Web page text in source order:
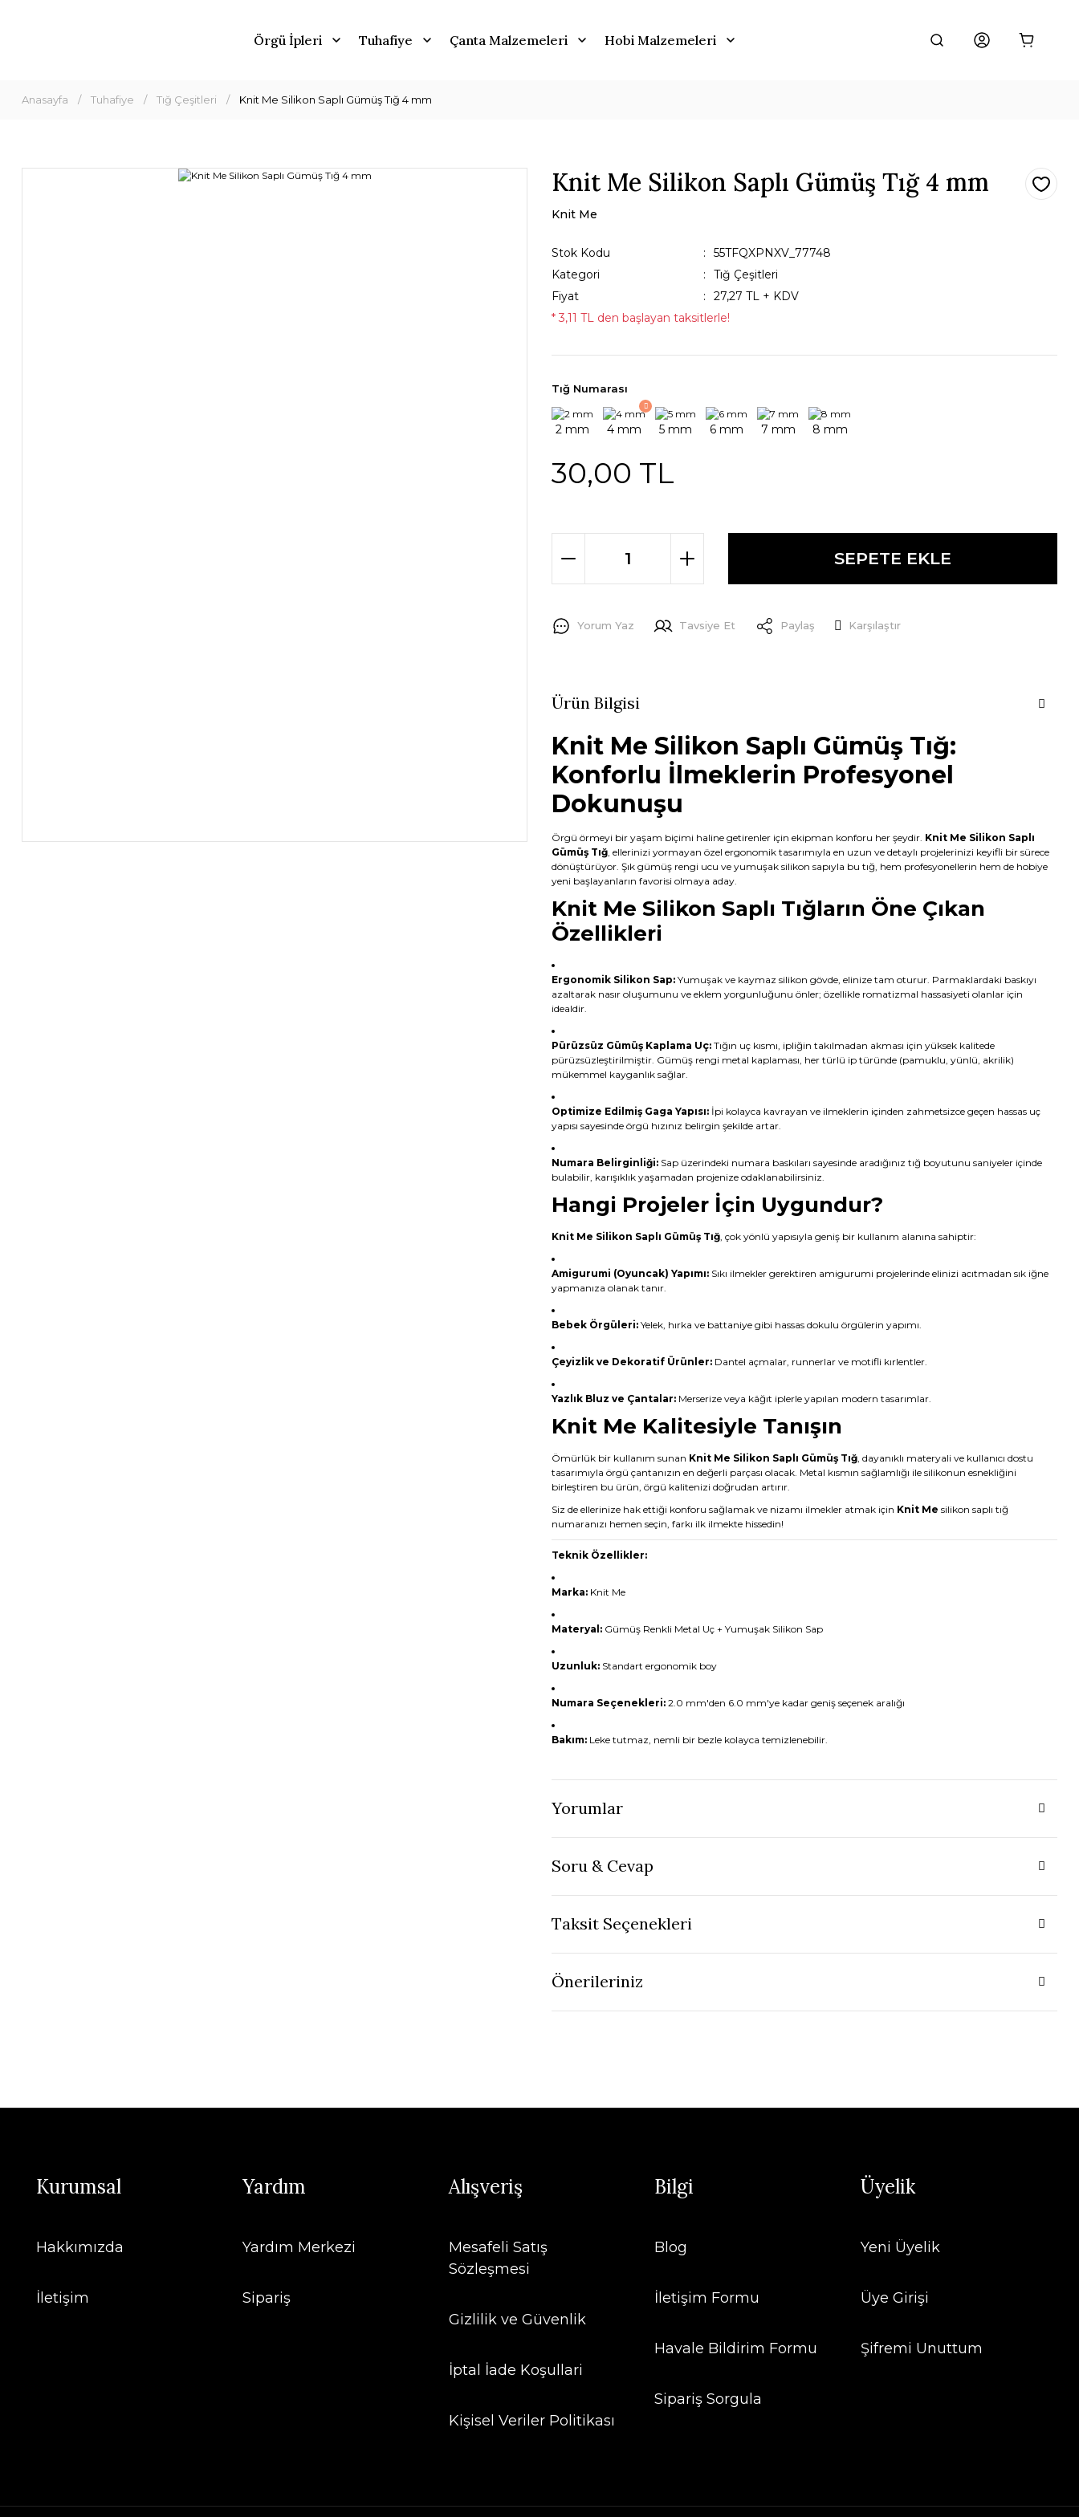
Örgü İpleri Tuhafiye Çanta Malzemeleri Hobi Malzemeleri
Anasayfa Tuhafiye Tığ Çeşitleri Knit Me Silikon Saplı Gümüş Tığ 4 mm
Knit Me Silikon Saplı Gümüş Tığ 4 mm
Knit Me
Stok Kodu
55TFQXPNXV_77748
Kategori
Tığ Çeşitleri
Fiyat
27,27 TL + KDV
* 3,11 TL den başlayan taksitlerle!
Tığ Numarası
30,00 TL
SEPETE EKLE
Yorum Yaz Tavsiye Et Paylaş Karşılaştır
Ürün Bilgisi
Knit Me Silikon Saplı Gümüş Tığ:
Konforlu İlmeklerin Profesyonel
Dokunuşu
Örgü örmeyi bir yaşam biçimi haline getirenler için ekipman konforu her şeydir. Knit Me Silikon Saplı
Gümüş Tığ , ellerinizi yormayan özel ergonomik tasarımıyla en uzun ve detaylı projelerinizi keyifli bir sürece
dönüştürüyor. Şık gümüş rengi ucu ve yumuşak silikon sapıyla bu tığ, hem profesyonellerin hem de hobiye
yeni başlayanların favorisi olmaya aday.
Knit Me Silikon Saplı Tığların Öne Çıkan
Özellikleri
Ergonomik Silikon Sap: Yumuşak ve kaymaz silikon gövde, elinize tam oturur. Parmaklardaki baskıyı
azaltarak nasır oluşumunu ve eklem yorgunluğunu önler; özellikle romatizmal hassasiyeti olanlar için
idealdir.
Pürüzsüz Gümüş Kaplama Uç: Tığın uç kısmı, ipliğin takılmadan akması için yüksek kalitede
pürüzsüzleştirilmiştir. Gümüş rengi metal kaplaması, her türlü ip türünde (pamuklu, yünlü, akrilik)
mükemmel kayganlık sağlar.
Optimize Edilmiş Gaga Yapısı: İpi kolayca kavrayan ve ilmeklerin içinden zahmetsizce geçen hassas uç
yapısı sayesinde örgü hızınız belirgin şekilde artar.
Numara Belirginliği: Sap üzerindeki numara baskıları sayesinde aradığınız tığ boyutunu saniyeler içinde
bulabilir, karışıklık yaşamadan projenize odaklanabilirsiniz.
Hangi Projeler İçin Uygundur?
Knit Me Silikon Saplı Gümüş Tığ , çok yönlü yapısıyla geniş bir kullanım alanına sahiptir:
Amigurumi (Oyuncak) Yapımı: Sıkı ilmekler gerektiren amigurumi projelerinde elinizi acıtmadan sık iğne
yapmanıza olanak tanır.
Bebek Örgüleri: Yelek, hırka ve battaniye gibi hassas dokulu örgülerin yapımı.
Çeyizlik ve Dekoratif Ürünler: Dantel açmalar, runnerlar ve motifli kırlentler.
Yazlık Bluz ve Çantalar: Merserize veya kâğıt iplerle yapılan modern tasarımlar.
Knit Me Kalitesiyle Tanışın
Ömürlük bir kullanım sunan Knit Me Silikon Saplı Gümüş Tığ , dayanıklı materyali ve kullanıcı dostu
tasarımıyla örgü çantanızın en değerli parçası olacak. Metal kısmın sağlamlığı ile silikonun esnekliğini
birleştiren bu ürün, örgü kalitenizi doğrudan artırır.
Siz de ellerinize hak ettiği konforu sağlamak ve nizamı ilmekler atmak için Knit Me silikon saplı tığ
numaranızı hemen seçin, farkı ilk ilmekte hissedin!
Teknik Özellikler:
Marka: Knit Me
Materyal: Gümüş Renkli Metal Uç + Yumuşak Silikon Sap
Uzunluk: Standart ergonomik boy
Numara Seçenekleri: 2.0 mm'den 6.0 mm'ye kadar geniş seçenek aralığı
Bakım: Leke tutmaz, nemli bir bezle kolayca temizlenebilir.
Yorumlar
Soru & Cevap
Taksit Seçenekleri
Önerileriniz
Kurumsal
Hakkımızda
İletişim
Yardım
Yardım Merkezi
Sipariş
Alışveriş
Mesafeli Satış
Sözleşmesi
Gizlilik ve Güvenlik
İptal İade Koşullari
Kişisel Veriler Politikası
Bilgi
Blog
İletişim Formu
Havale Bildirim Formu
Sipariş Sorgula
Üyelik
Yeni Üyelik
Üye Girişi
Şifremi Unuttum